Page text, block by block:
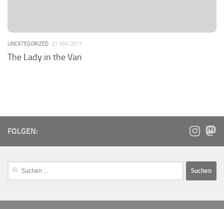
UNCATEGORIZED 27. MAI 2017
The Lady in the Van
FOLGEN: